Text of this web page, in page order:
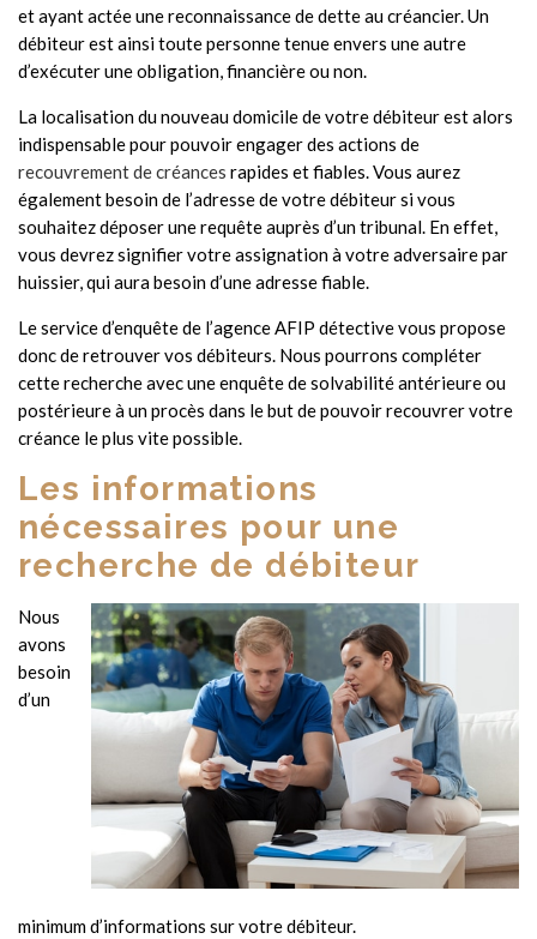
et ayant actée une reconnaissance de dette au créancier. Un
débiteur est ainsi toute personne tenue envers une autre
d’exécuter une obligation, financière ou non.
La localisation du nouveau domicile de votre débiteur est alors
indispensable pour pouvoir engager des actions de
recouvrement de créances rapides et fiables. Vous aurez
également besoin de l’adresse de votre débiteur si vous
souhaitez déposer une requête auprès d’un tribunal. En effet,
vous devrez signifier votre assignation à votre adversaire par
huissier, qui aura besoin d’une adresse fiable.
Le service d’enquête de l’agence AFIP détective vous propose
donc de retrouver vos débiteurs. Nous pourrons compléter
cette recherche avec une enquête de solvabilité antérieure ou
postérieure à un procès dans le but de pouvoir recouvrer votre
créance le plus vite possible.
Les informations
nécessaires pour une
recherche de débiteur
Nous
avons
besoin
d’un
minimum d’informations sur votre débiteur.